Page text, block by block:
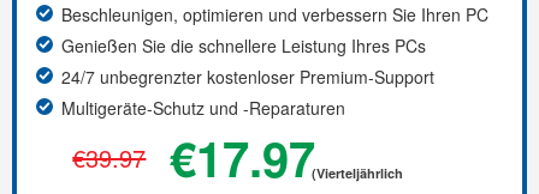
Beschleunigen, optimieren und verbessern Sie Ihren PC
Genießen Sie die schnellere Leistung Ihres PCs
24/7 unbegrenzter kostenloser Premium-Support
Multigeräte-Schutz und -Reparaturen
€39.97 €17.97(Vierteljährlich